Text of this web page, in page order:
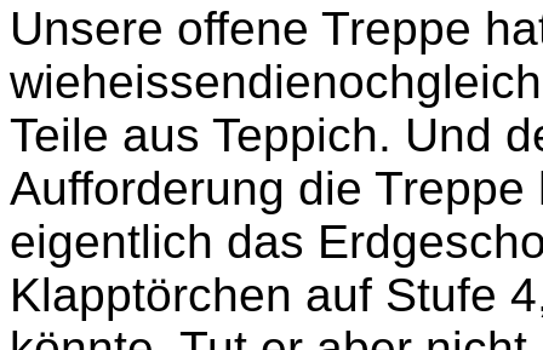
Unsere offene Treppe
Teile aus Teppich. Und
Aufforderung die
eigentlich das
Klapptörchen auf Stufe